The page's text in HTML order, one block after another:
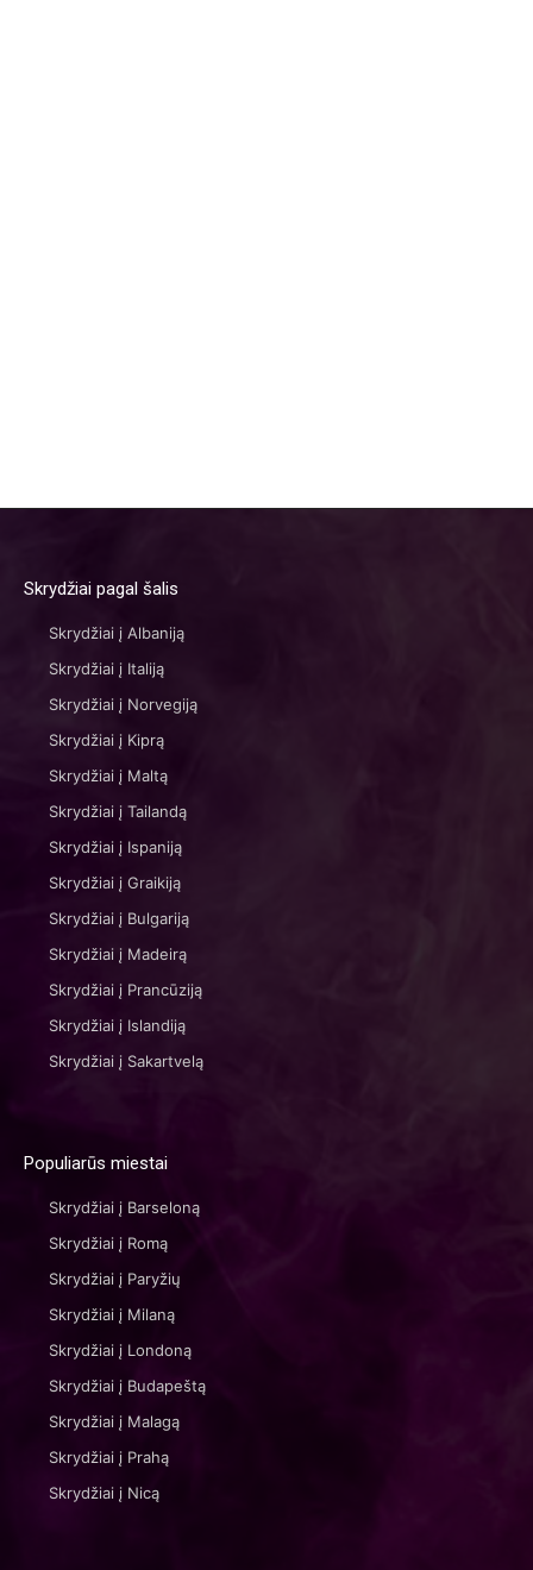
Skrydžiai pagal šalis
Skrydžiai į Albaniją
Skrydžiai į Italiją
Skrydžiai į Norvegiją
Skrydžiai į Kiprą
Skrydžiai į Maltą
Skrydžiai į Tailandą
Skrydžiai į Ispaniją
Skrydžiai į Graikiją
Skrydžiai į Bulgariją
Skrydžiai į Madeirą
Skrydžiai į Prancūziją
Skrydžiai į Islandiją
Skrydžiai į Sakartvelą
Populiarūs miestai
Skrydžiai į Barseloną
Skrydžiai į Romą
Skrydžiai į Paryžių
Skrydžiai į Milaną
Skrydžiai į Londoną
Skrydžiai į Budapeštą
Skrydžiai į Malagą
Skrydžiai į Prahą
Skrydžiai į Nicą